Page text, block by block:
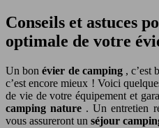
Conseils et astuces
optimale de votre
Un bonévier de camping , c’est
c’est encore mieux ! Voici
de vie de votre équipement et
camping nature . Un entretien
vous assureront un séjour